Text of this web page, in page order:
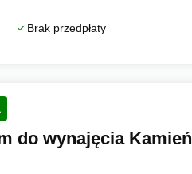
Brak przedpłaty
do wynajęcia Kamień